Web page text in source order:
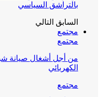
بالتراشق السياسي
السابق التالي
مجتمع
مجتمع
من أجل أشغال صيانة
الكهربائي
مجتمع